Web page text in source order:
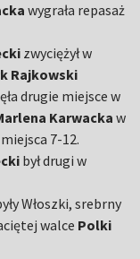
wygrała repasaż
zwyciężył w
Rajkowski
drugie miejsce w
Karwackaw
7-12.
był drugi w
Włoszki, srebrny
walce Polki